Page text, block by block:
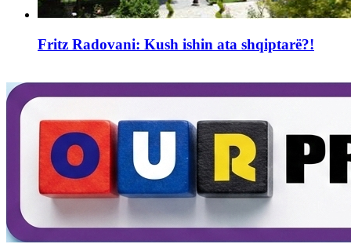
Fritz Radovani: Kush ishin ata shqiptarë?!